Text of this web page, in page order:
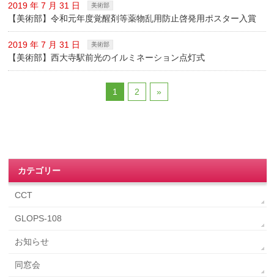
2019 年 7 月 31 日 美術部
【美術部】令和元年度覚醒剤等薬物乱用防止啓発用ポスター入賞
2019 年 7 月 31 日 美術部
【美術部】西大寺駅前光のイルミネーション点灯式
1 2 »
カテゴリー
CCT
GLOPS-108
お知らせ
同窓会